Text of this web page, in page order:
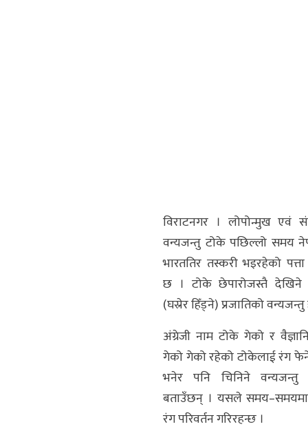
विराटनगर । लोपोन्मुख एवं
वन्यजन्तु टोके पछिल्लो समय
भारततिर तस्करी भइरहेको
छ । टोके छेपारोजस्तै देखिने
(घस्रेर हिँड्ने) प्रजातिको वन्यजन्तु
अंग्रेजी नाम टोके गेको र
गेको गेको रहेको टोकेलाई रंग
भनेर पनि चिनिने वन्यजन्तु
बताउँछन् । यसले
रंग परिवर्तन गरिरहन्छ ।